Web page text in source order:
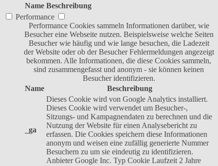
Name Beschreibung
Performance
Performance Cookies sammeln Informationen darüber, wie
Besucher eine Webseite nutzen. Beispielsweise welche Seiten
Besucher wie häufig und wie lange besuchen, die Ladezeit
der Website oder ob der Besucher Fehlermeldungen angezeigt
bekommen. Alle Informationen, die diese Cookies sammeln,
sind zusammengefasst und anonym - sie können keinen
Besucher identifizieren.
Name
Beschreibung
_ga
Dieses Cookie wird von Google Analytics installiert.
Dieses Cookie wird verwendet um Besucher-,
Sitzungs- und Kampagnendaten zu berechnen und die
Nutzung der Website für einen Analysebericht zu
erfassen. Die Cookies speichern diese Informationen
anonym und weisen eine zufällig generierte Nummer
Besuchern zu um sie eindeutig zu identifizieren.
Anbieter Google Inc. Typ Cookie Laufzeit 2 Jahre